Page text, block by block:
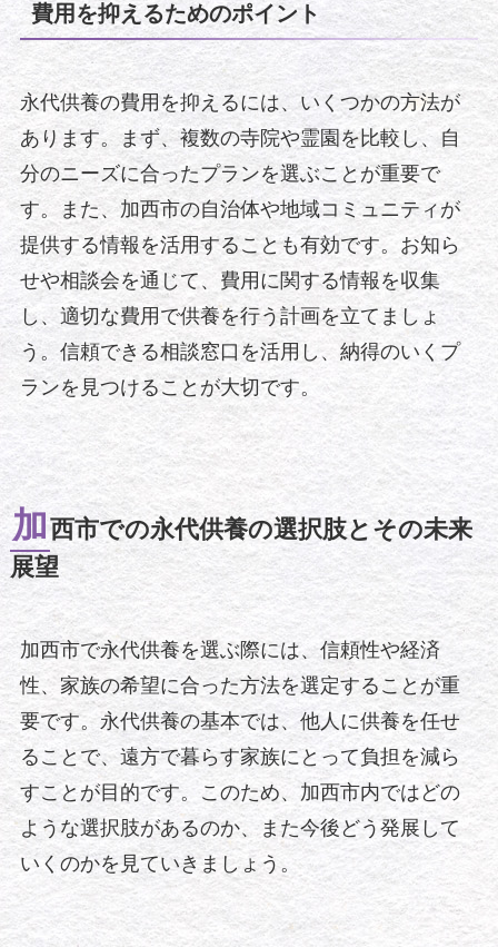
費用を抑えるためのポイント
永代供養の費用を抑えるには、いくつかの方法が
あります。まず、複数の寺院や霊園を比較し、自
分のニーズに合ったプランを選ぶことが重要で
す。また、加西市の自治体や地域コミュニティが
提供する情報を活用することも有効です。お知ら
せや相談会を通じて、費用に関する情報を収集
し、適切な費用で供養を行う計画を立てましょ
う。信頼できる相談窓口を活用し、納得のいくプ
ランを見つけることが大切です。
加西市での永代供養の選択肢とその未来
展望
加西市で永代供養を選ぶ際には、信頼性や経済
性、家族の希望に合った方法を選定することが重
要です。永代供養の基本では、他人に供養を任せ
ることで、遠方で暮らす家族にとって負担を減ら
すことが目的です。このため、加西市内ではどの
ような選択肢があるのか、また今後どう発展して
いくのかを見ていきましょう。